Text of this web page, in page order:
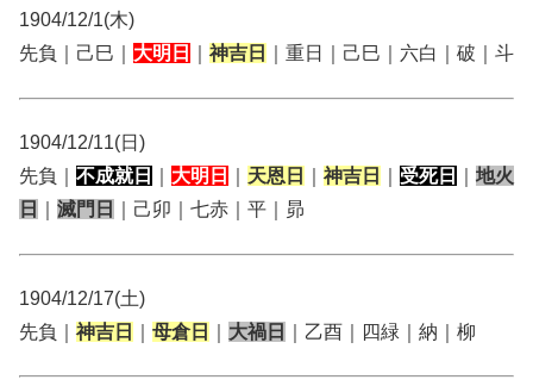
1904/12/1(木)
先負｜己巳｜ 大明日 神吉日 ｜重日｜己巳｜六白｜破｜斗
1904/12/11(日)
先負｜ 不成就日 大明日 天恩日 神吉日 受死日
地火
日
滅門日 ｜己卯｜七赤｜平｜昴
1904/12/17(土)
先負｜ 神吉日 母倉日 大禍日 ｜乙酉｜四緑｜納｜柳